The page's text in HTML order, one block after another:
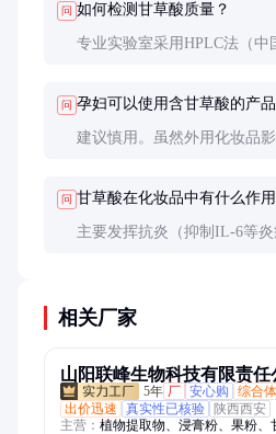
问 如何检测甘草酸质量？
专业实验室采用HPLC法（中
问 孕妇可以使用含甘草酸的产
建议慎用。虽然外用化妆品
问 甘草酸在化妆品中有什么作用
主要发挥抗炎（抑制IL-6等
相关厂家
山阳联峰生物科技有限责任
5年 厂 安心购 综合
出价迅速
真实性已核验
陕西西安
主营： 植物提取物、浸膏粉、果粉、